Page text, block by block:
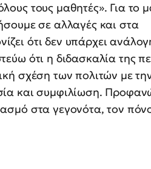
τους μαθητές». Για το
σε αλλαγές και στα
ότι δεν υπάρχει
ότι η διδασκαλία της
σχέση των πολιτών με
και συμφιλίωση.
στα γεγονότα, τον